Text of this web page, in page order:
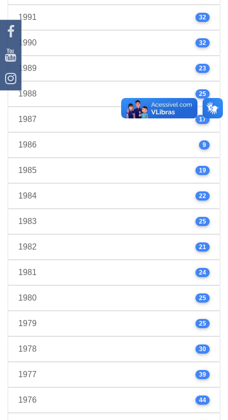
1991 32
1990 32
1989 23
1988 25
1987 17
1986 9
1985 19
1984 22
1983 25
1982 21
1981 24
1980 25
1979 25
1978 30
1977 39
1976 44